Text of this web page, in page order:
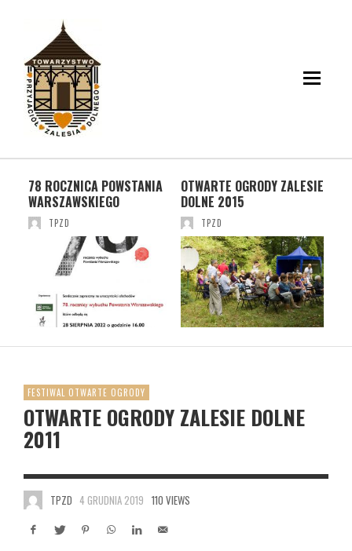
OTWARTE OGRODY ZALESIE
DOLNE 2015
TPZD
OTWARTE OGRODY ZALESIE
DOLNE 2018
TPZD
FESTIWAL OTWARTE OGRODY
OTWARTE OGRODY ZALESIE DOLNE
2011
TPZD 4 GRUDNIA 2019 110 VIEWS